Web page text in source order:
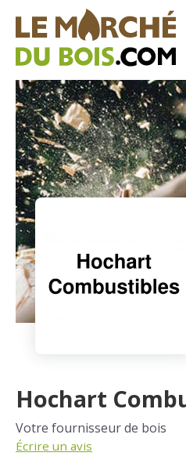
CHAUFFAGE AU BOIS
FAQ
CALCULER SA
TROUVER SON FOURNISSEUR
BLOG
ESPACE PRO
Hochart
Votre fournisseur de bois
Écrire un avis